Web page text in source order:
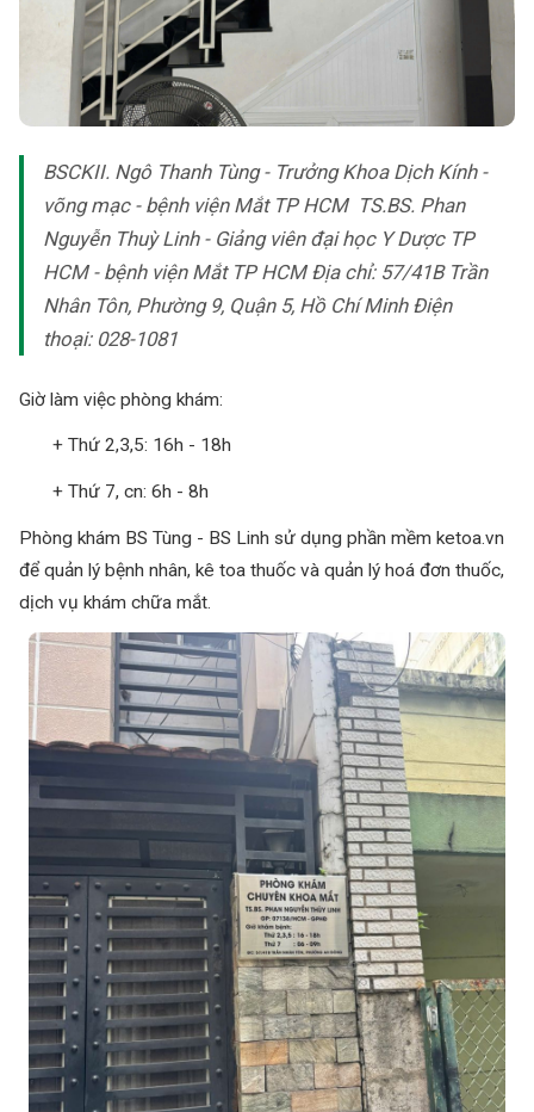
BSCKII. Ngô Thanh Tùng - Trưởng Khoa Dịch Kính -
võng mạc - bệnh viện Mắt TP HCM TS.BS. Phan
Nguyễn Thuỳ Linh - Giảng viên đại học Y Dược TP
HCM - bệnh viện Mắt TP HCM Địa chỉ: 57/41B Trần
Nhân Tôn, Phường 9, Quận 5, Hồ Chí Minh Điện
thoại: 028-1081
Giờ làm việc phòng khám:
+ Thứ 2,3,5: 16h - 18h
+ Thứ 7, cn: 6h - 8h
Phòng khám BS Tùng - BS Linh sử dụng phần mềm ketoa.vn
để quản lý bệnh nhân, kê toa thuốc và quản lý hoá đơn thuốc,
dịch vụ khám chữa mắt.